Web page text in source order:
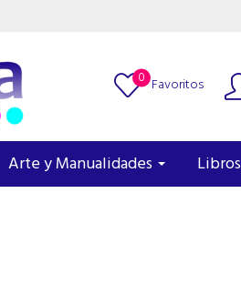
Favoritos
0
Arte y Manualidades Libros